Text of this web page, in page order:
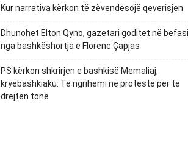
Kur narrativa kërkon të zëvendësojë qeverisjen
Dhunohet Elton Qyno, gazetari goditet në befasi
nga bashkëshortja e Florenc Çapjas
PS kërkon shkrirjen e bashkisë Memaliaj,
kryebashkiaku: Të ngrihemi në protestë për të
drejtën tonë